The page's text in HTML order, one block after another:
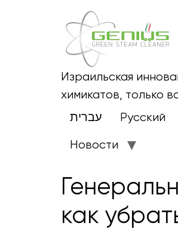
Израильская
химикатов, только
עברית
Русский
Новости
как